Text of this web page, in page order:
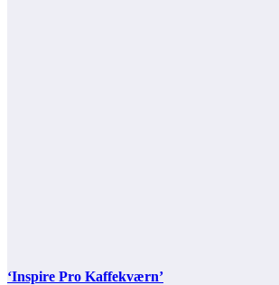
‘Inspire Pro Kaffekværn’